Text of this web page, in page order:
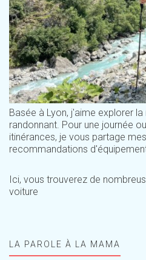
Basée à Lyon, j'aime explorer
randonnant. Pour une journée
itinérances, je vous partage
recommandations
Ici, vous trouverez de
voiture
LA PAROLE À LA MAMA